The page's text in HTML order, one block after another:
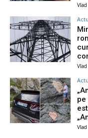
Vlad
Vlad
pe
Vlad